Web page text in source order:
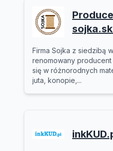
Firma Sojka z siedzibą
renomowany
się w różnorodnych
juta, konopie,...